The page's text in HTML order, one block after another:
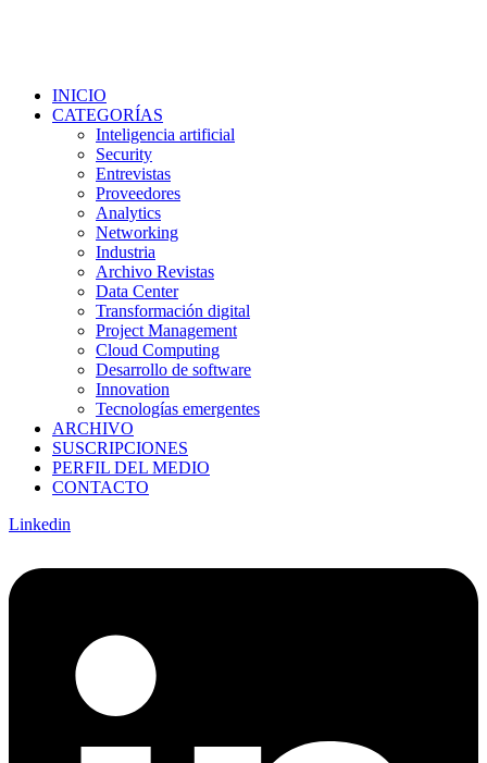
INICIO
CATEGORÍAS
Inteligencia artificial
Security
Entrevistas
Proveedores
Analytics
Networking
Industria
Archivo Revistas
Data Center
Transformación digital
Project Management
Cloud Computing
Desarrollo de software
Innovation
Tecnologías emergentes
ARCHIVO
SUSCRIPCIONES
PERFIL DEL MEDIO
CONTACTO
Linkedin